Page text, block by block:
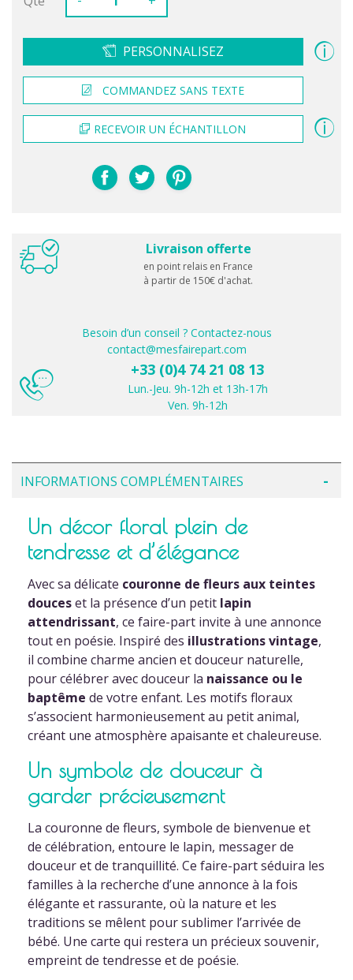
PERSONNALISEZ
COMMANDEZ SANS TEXTE
RECEVOIR UN ÉCHANTILLON
Livraison offerte
en point relais en France
à partir de 150€ d'achat.
Besoin d’un conseil ? Contactez-nous
contact@mesfairepart.com
+33 (0)4 74 21 08 13
Lun.-Jeu. 9h-12h et 13h-17h
Ven. 9h-12h
INFORMATIONS COMPLÉMENTAIRES
Un décor floral plein de
tendresse et d’élégance
Avec sa délicate couronne de fleurs aux teintes
douceset la présence d’un petit lapin
attendrissant, ce faire-part invite à une annonce
tout en poésie. Inspiré des illustrations vintage,
il combine charme ancien et douceur naturelle,
pour célébrer avec douceur la naissance ou le
baptême de votre enfant. Les motifs floraux
s’associent harmonieusement au petit animal,
créant une atmosphère apaisante et chaleureuse.
Un symbole de douceur à
garder précieusement
La couronne de fleurs, symbole de bienvenue et
de célébration, entoure le lapin, messager de
douceur et de tranquillité. Ce faire-part séduira les
familles à la recherche d’une annonce à la fois
élégante et rassurante, où la nature et les
traditions se mêlent pour sublimer l’arrivée de
bébé. Une carte qui restera un précieux souvenir,
empreint de tendresse et de poésie.